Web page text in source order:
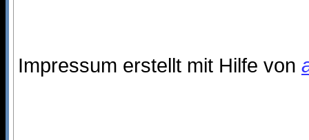
Impressum erstellt mit Hilfe von